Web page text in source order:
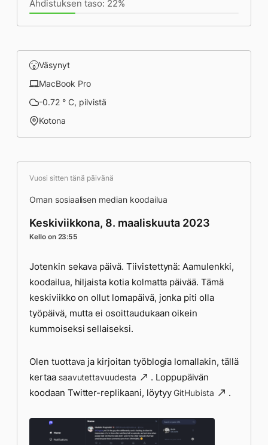
Ahdistuksen taso: 22%
Väsynyt
MacBook Pro
-0.72 ° C, pilvistä
Kotona
Vuosi sitten tänä päivänä
Oman sosiaalisen median koodailua
Keskiviikkona, 8. maaliskuuta 2023
Kello on 23:55
Jotenkin sekava päivä. Tiivistettynä: Aamulenkki,
koodailua, hiljaista kotia kolmatta päivää. Tämä
keskiviikko on ollut lomapäivä, jonka piti olla
työpäivä, mutta ei osoittaudukaan oikein
kummoiseksi sellaiseksi.
Olen tuottava ja kirjoitan työblogia lomallakin, tällä
kertaa saavutettavuudesta
. Loppupäivän
koodaan Twitter-replikaani, löytyyGitHubista .